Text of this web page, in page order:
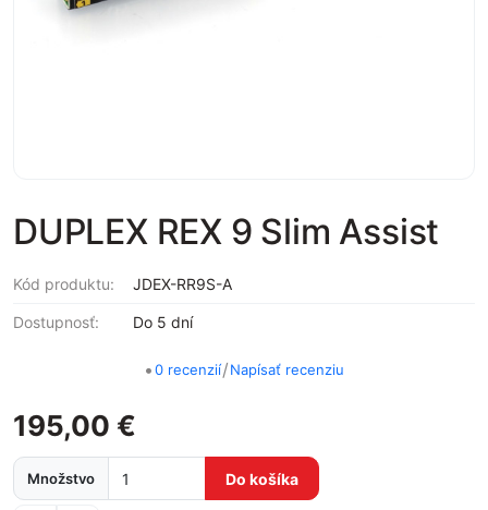
DUPLEX REX 9 Slim Assist
Kód produktu: JDEX-RR9S-A
Dostupnosť: Do 5 dní
•0 recenzií/Napísať recenziu
195,00 €
Množstvo Do košíka